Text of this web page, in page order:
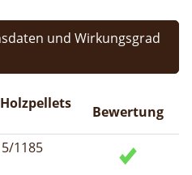
und Wirkungsgrad
Bewertung
1185